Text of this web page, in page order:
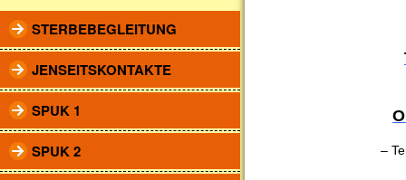
STERBEBEGLEITUNG
JENSEITSKONTAKTE
SPUK 1
SPUK 2 –